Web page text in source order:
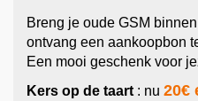
Breng je oude GSM
ontvang een aankoopbon
Een mooi geschenk voor
Kers op de taart : nu 20€